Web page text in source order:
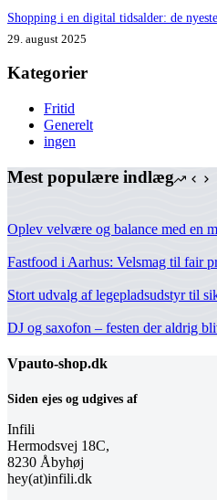
Shopping i en digital tidsalder: de
29. august 2025
Kategorier
Fritid
Generelt
ingen
Mest populære indlæg
Oplev velvære og balance med en
Fastfood i Aarhus: Velsmag til fair
Stort udvalg af legepladsudstyr til
DJ og saxofon – festen der aldrig
Vpauto-shop.dk
Siden ejes og udgives af
Infili
Hermodsvej 18C,
8230 Åbyhøj
hey(at)infili.dk